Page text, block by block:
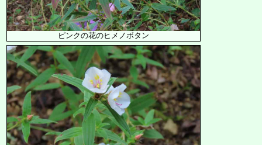
ピンクの花のヒメノボタン